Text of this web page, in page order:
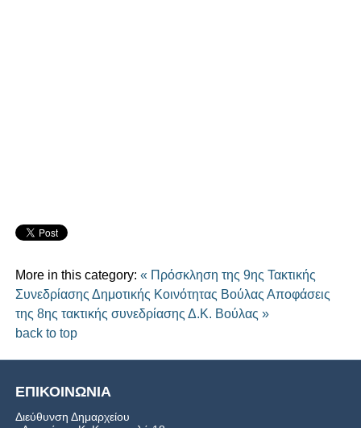
More in this category: « Πρόσκληση της 9ης Τακτικής
Συνεδρίασης Δημοτικής Κοινότητας Βούλας Αποφάσεις
της 8ης τακτικής συνεδρίασης Δ.Κ. Βούλας »
back to top
ΕΠΙΚΟΙΝΩΝΙΑ
Διεύθυνση Δημαρχείου